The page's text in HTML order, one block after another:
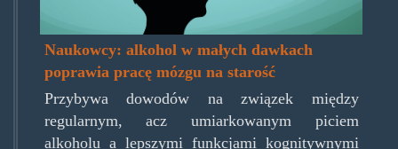
preview.jpg
Naukowcy: alkohol w małych dawkach
poprawia pracę mózgu na starość
Przybywa dowodów na związek między
regularnym, acz umiarkowanym piciem
alkoholu a lepszymi funkcjami kognitywnymi